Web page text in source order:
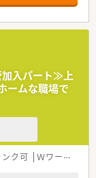
加入パート≫上
ームな職場で
ク可 Ｗワーク可